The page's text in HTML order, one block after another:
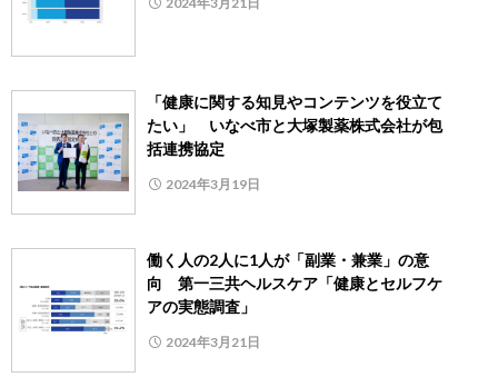
「健康に関する知見やコンテンツを役立て
たい」 いなべ市と大塚製薬株式会社が包
括連携協定
2024年3月19日
働く人の2人に1人が「副業・兼業」の意
向 第一三共ヘルスケア「健康とセルフケ
アの実態調査」
2024年3月21日